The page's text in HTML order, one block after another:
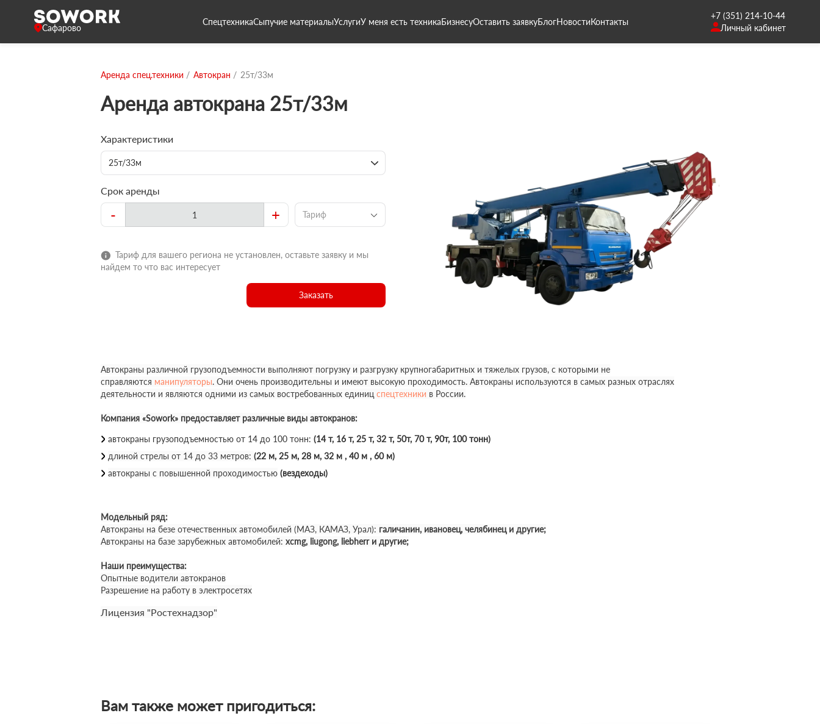
Сафарово
СпецтехникаСыпучие материалыУслугиУ меня есть техникаБизнесуОставить заявкуБлогНовостиКонтакты
+7 (351) 214-10-44
Личный кабинет
Аренда спец.техники Автокран 25т/33м
Аренда автокрана 25т/33м
Характеристики
25т/33м
Срок аренды
- + Тариф
Тариф для вашего региона не установлен, оставьте заявку и мы
найдем то что вас интересует
Заказать
Автокраны различной грузоподъемности выполняют погрузку и разгрузку крупногабаритных и тяжелых грузов, с которыми не
справляются манипуляторы. Они очень производительны и имеют высокую проходимость. Автокраны используются в самых разных отраслях
деятельности и являются одними из самых востребованных единиц спецтехники в России.
Компания «Sowork» предоставляет различные виды автокранов:
автокраны грузоподъемностью от 14 до 100 тонн: (14 т, 16 т, 25 т, 32 т, 50т, 70 т, 90т, 100 тонн)
длиной стрелы от 14 до 33 метров: (22 м, 25 м, 28 м, 32 м , 40 м , 60 м)
автокраны с повышенной проходимостью (вездеходы)
Модельный ряд:
Автокраны на безе отечественных автомобилей (МАЗ, КАМАЗ, Урал): галичанин, ивановец, челябинец и другие;
Автокраны на базе зарубежных автомобилей: xcmg, liugong, liebherr и другие;
Наши преимущества:
Опытные водители автокранов
Разрешение на работу в электросетях
Лицензия "Ростехнадзор"
Вам также может пригодиться: